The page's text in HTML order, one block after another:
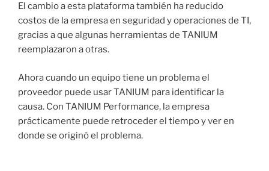
El cambio a esta plataforma también ha reducido
costos de la empresa en seguridad y operaciones de TI,
gracias a que algunas herramientas de TANIUM
reemplazaron a otras.
Ahora cuando un equipo tiene un problema el
proveedor puede usar TANIUM para identificar la
causa. Con TANIUM Performance, la empresa
prácticamente puede retroceder el tiempo y ver en
donde se originó el problema.